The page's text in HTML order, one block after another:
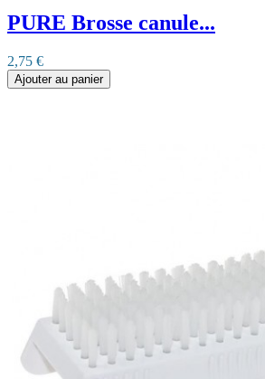
PURE Brosse canule...
2,75 €
Ajouter au panier